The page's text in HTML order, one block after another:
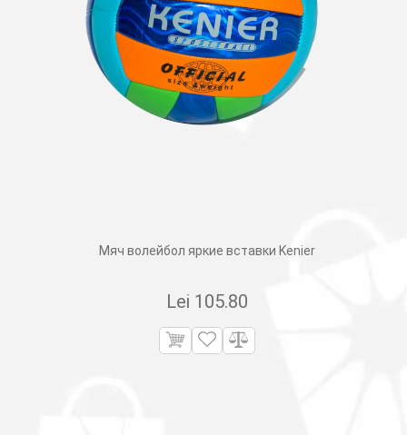
Мяч волейбол яркие вставки Kenier
Lei 105.80